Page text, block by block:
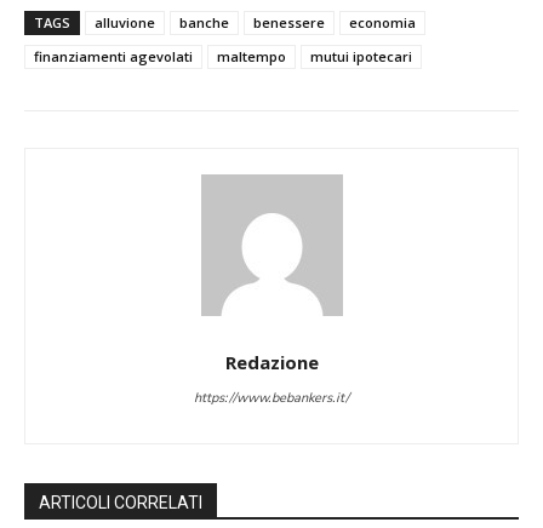
TAGS alluvione banche benessere
economia
finanziamenti agevolati
maltempo mutui ipotecari
Redazione
https://www.bebankers.it/
ARTICOLI CORRELATI